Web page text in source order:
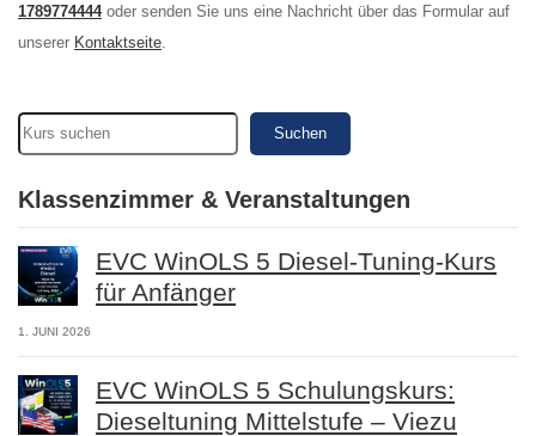
1789774444oder senden Sie uns eine Nachricht über das Formular auf
unserer Kontaktseite
Suchen
Klassenzimmer & Veranstaltungen
EVC WinOLS 5 Diesel-Tuning-Kurs
für Anfänger
1. JUNI 2026
EVC WinOLS 5 Schulungskurs:
Dieseltuning Mittelstufe – Viezu